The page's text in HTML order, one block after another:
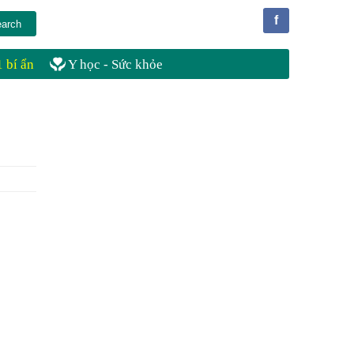
f
bí ẩn Y học - Sức khỏe